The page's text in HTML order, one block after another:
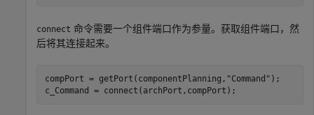
connect 命令需要一个组件端口作为参量。获取组件端口，然
后将其连接起来。
compPort = getPort(componentPlanning, "Command" );
c_Command = connect(archPort,compPort);